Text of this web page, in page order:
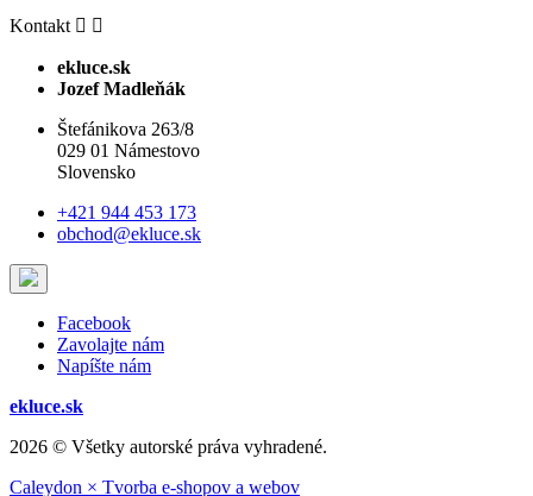
Kontakt  
ekluce.sk
Jozef Madleňák
Štefánikova 263/8
029 01 Námestovo
Slovensko
+421 944 453 173
obchod@ekluce.sk
Facebook
Zavolajte nám
Napíšte nám
ekluce.sk
2026 © Všetky autorské práva vyhradené.
Caleydon × Tvorba e-shopov a webov